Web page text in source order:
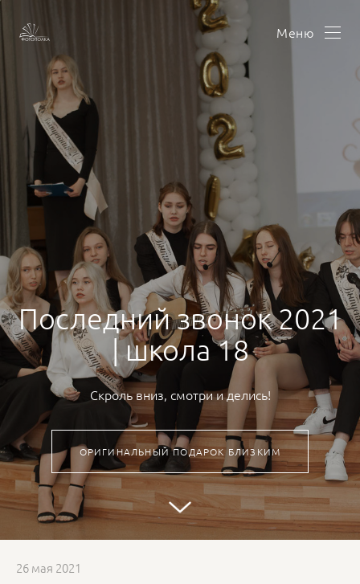
Меню
Последний звонок 2021
| школа 18
Скроль вниз, смотри и делись!
ОРИГИНАЛЬНЫЙ ПОДАРОК БЛИЗКИМ
26 мая 2021